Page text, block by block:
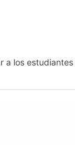
a los